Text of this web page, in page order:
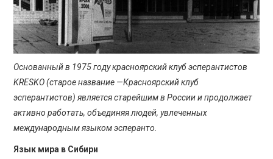
Основанный в 1975 году красноярский клуб эсперантистов
KRESKO (старое название —Красноярский клуб
эсперантистов) является старейшим в России и продолжает
активно работать, объединяя людей, увлеченных
международным языком эсперанто.
Язык мира в Сибири